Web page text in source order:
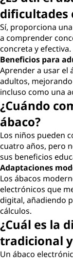
dificultades
Sí, proporciona
a comprender
concreta y efectiva.
Beneficios para
Aprender a usar el
adultos,
incluso como una
¿Cuándo
ábaco?
Los niños pueden
cuatro años, pero
sus beneficios
Adaptaciones
Los ábacos
electrónicos que
digital, añadiendo
cálculos.
¿Cuál es la
tradicional
Un ábaco